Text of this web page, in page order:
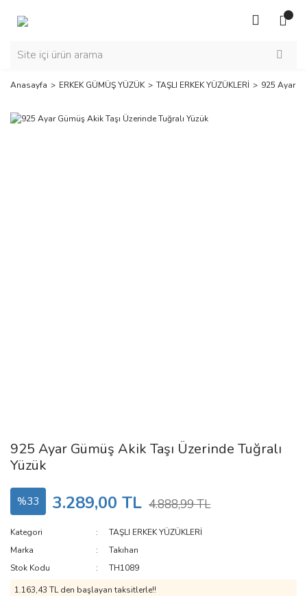
Anasayfa ERKEK GÜMÜŞ YÜZÜK TAŞLI ERKEK YÜZÜKLERİ 925 Ayar
925 Ayar Gümüş Akik Taşı Üzerinde Tuğralı
Yüzük
%33 3.289,00 TL 4.888,99 TL
Kategori
TAŞLI ERKEK YÜZÜKLERİ
Marka
Takıhan
Stok Kodu
TH1089
1.163,43 TL den başlayan taksitlerle!!